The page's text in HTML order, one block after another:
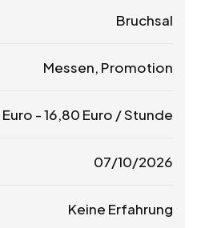
Bruchsal
Messen, Promotion
Euro -16,80 Euro / Stunde
07/10/2026
Keine Erfahrung